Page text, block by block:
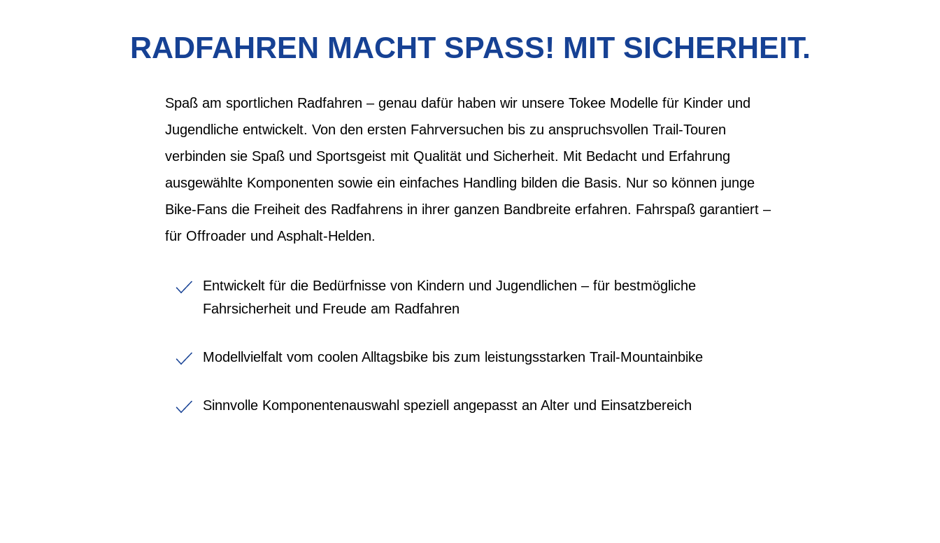
RADFAHREN MACHT SPASS! MIT SICHERHEIT.
Spaß am sportlichen Radfahren – genau dafür haben wir unsere Tokee Modelle für Kinder und
Jugendliche entwickelt. Von den ersten Fahrversuchen bis zu anspruchsvollen Trail-Touren
verbinden sie Spaß und Sportsgeist mit Qualität und Sicherheit. Mit Bedacht und Erfahrung
ausgewählte Komponenten sowie ein einfaches Handling bilden die Basis. Nur so können junge
Bike-Fans die Freiheit des Radfahrens in ihrer ganzen Bandbreite erfahren. Fahrspaß garantiert –
für Offroader und Asphalt-Helden.
Entwickelt für die Bedürfnisse von Kindern und Jugendlichen – für bestmögliche
Fahrsicherheit und Freude am Radfahren
Modellvielfalt vom coolen Alltagsbike bis zum leistungsstarken Trail-Mountainbike
Sinnvolle Komponentenauswahl speziell angepasst an Alter und Einsatzbereich